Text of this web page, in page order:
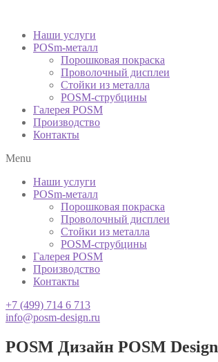
Наши услуги
POSm-металл
Порошковая покраска
Проволочный дисплеи
Стойки из металла
POSM-струбцины
Галерея POSM
Производство
Контакты
Menu
Наши услуги
POSm-металл
Порошковая покраска
Проволочный дисплеи
Стойки из металла
POSM-струбцины
Галерея POSM
Производство
Контакты
+7 (499) 714 6 713
info@posm-design.ru
POSM Дизайн POSM Design